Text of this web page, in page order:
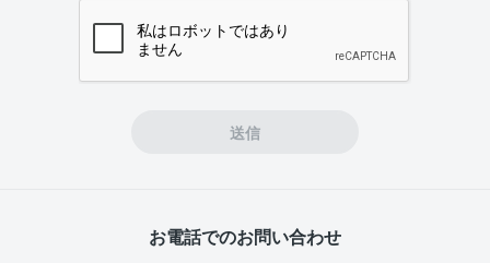
送信
お電話でのお問い合わせ